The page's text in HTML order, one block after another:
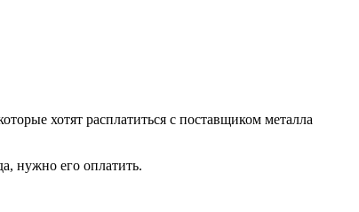
хотят расплатиться с поставщиком металла
нужно его оплатить.